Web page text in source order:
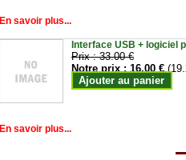
En savoir plus...
Interface USB + logiciel
Prix :33.00 €
Notre prix :16.00 €
Ajouter au panier
En savoir plus...